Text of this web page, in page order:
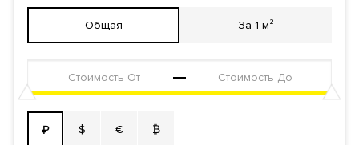
Общая За 1 м²
₽ $ € ₿